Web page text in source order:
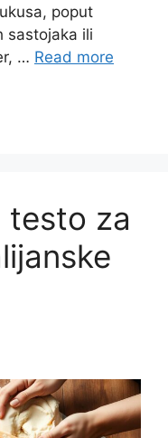
poput
sastojaka ili
… Read more
testo za